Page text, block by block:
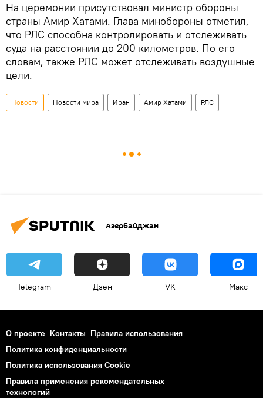
На церемонии присутствовал министр обороны
страны Амир Хатами. Глава минобороны отметил,
что РЛС способна контролировать и отслеживать
суда на расстоянии до 200 километров. По его
словам, также РЛС может отслеживать воздушные
цели.
Новости Новости мира Иран Амир Хатами РЛС
Азербайджан
Telegram Дзен VK Макс
О проекте Контакты Правила использования
Политика конфиденциальности
Политика использования Cookie
Правила применения рекомендательных
технологий